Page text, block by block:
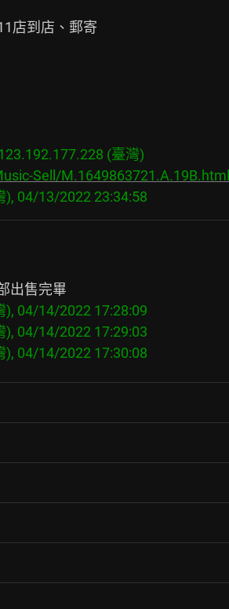
店到店、郵寄
(臺灣)
Sell/M.1649863721.A.19B.html
), 04/14/2022 17:28:09
), 04/14/2022 17:29:03